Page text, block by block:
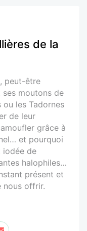
de la
peut-être
moutons de
les Tadornes
de leur
grâce à
et pourquoi
iodée de
halophiles…
présent et
nous offrir.